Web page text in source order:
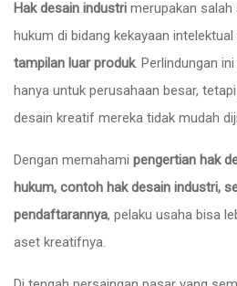
Hak desain industri merupakan salah
hukum di bidang kekayaan
tampilan luar produk. Perlindungan
hanya untuk perusahaan besar,
desain kreatif mereka tidak mudah
Dengan memahami pengertian hak
hukum, contoh hak desain industri,
pendaftarannya, pelaku usaha bisa
aset kreatifnya.